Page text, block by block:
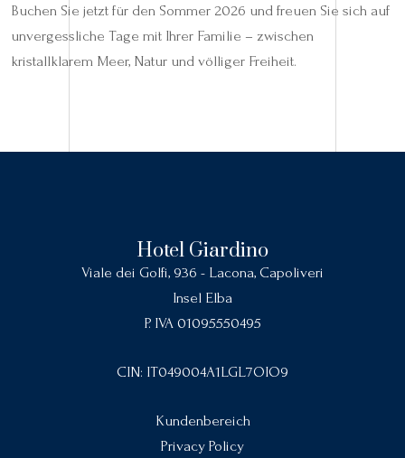
Buchen Sie jetzt für den Sommer 2026 und freuen Sie sich auf
unvergessliche Tage mit Ihrer Familie – zwischen
kristallklarem Meer, Natur und völliger Freiheit.
Hotel Giardino
Viale dei Golfi, 936 - Lacona, Capoliveri
Insel Elba
P. IVA 01095550495
CIN: IT049004A1LGL7OIO9
Kundenbereich
Privacy Policy